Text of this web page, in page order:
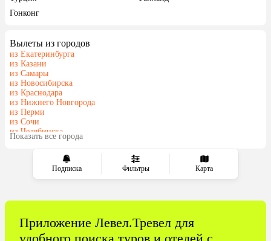
Подписка Фильтры Карта
Гонконг
Вылеты из городов
из Екатеринбурга
из Казани
из Самары
из Новосибирска
из Краснодара
из Нижнего Новгорода
из Перми
из Сочи
из Челябинска
из Тюмени
Показать все города
Приложение Левел.Тревел для